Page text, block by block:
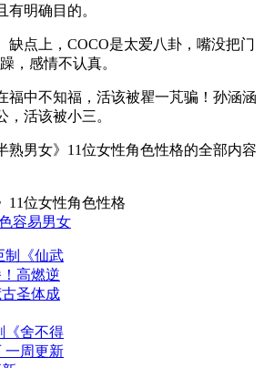
有明确目的。
点上，COCO是太爱八卦，嘴没把门
，感情不认真。
中不知福，活该被瞿一芃骗！孙涵涵
活该被小三。
男女》11位女性角色性格的全部内容
11位女性角色性格
容易男女
制《仙武
高燃逆
圣体成
《舍不得
一周更新